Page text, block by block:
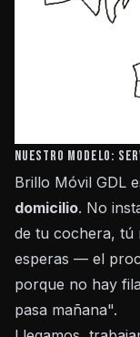
Nuestro modelo:
Brillo Móvil GDL
domicilio. No
de tu cochera, tú
esperas — el
porque no hay
pasa mañana".